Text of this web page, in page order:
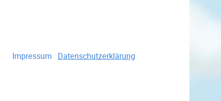
Impressum Datenschutzerklärung